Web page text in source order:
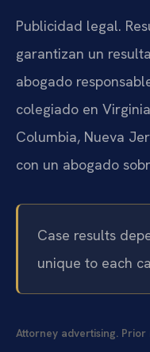
Publicidad legal.
garantizan un
abogado
colegiado en
Columbia, Nueva
con un abogado
Case results
unique to each
Attorney advertising.